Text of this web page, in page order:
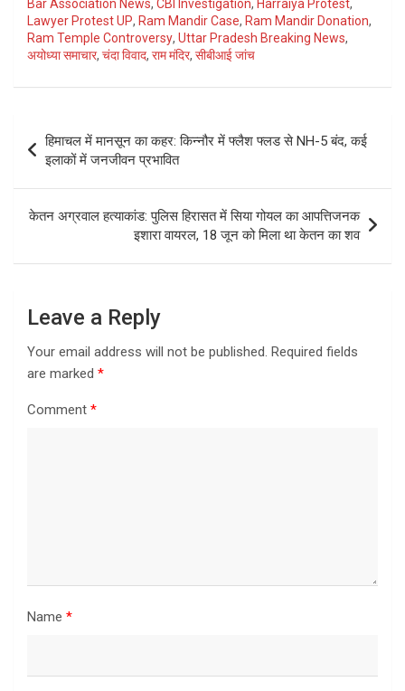
Bar Association News, CBI Investigation, Harraiya Protest,
Lawyer Protest UP, Ram Mandir Case, Ram Mandir Donation,
Ram Temple Controversy, Uttar Pradesh Breaking News,
अयोध्या समाचार, चंदा विवाद, राम मंदिर, सीबीआई जांच
navigation
हिमाचल में मानसून का कहर: किन्नौर में फ्लैश फ्लड से NH-5 बंद, कई
इलाकों में जनजीवन प्रभावित
केतन अग्रवाल हत्याकांड: पुलिस हिरासत में सिया गोयल का आपत्तिजनक
इशारा वायरल, 18 जून को मिला था केतन का शव
Leave a Reply
Your email address will not be published. Required fields
are marked *
Comment *
Name *